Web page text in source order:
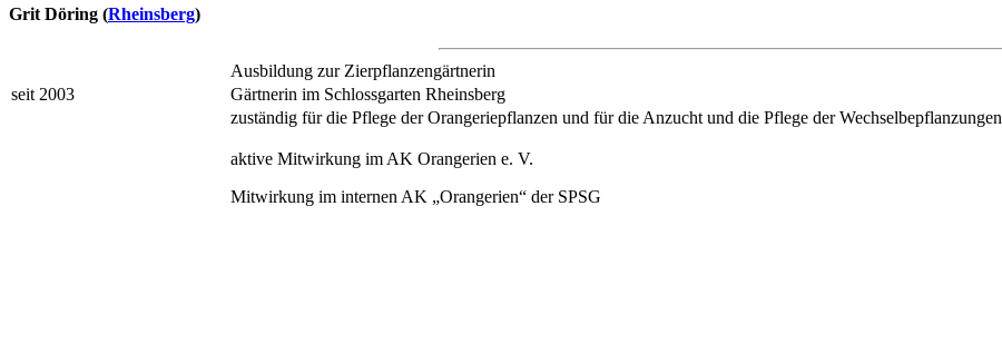
Grit Döring (Rheinsberg)
Ausbildung zur Zierpflanzengärtnerin
seit 2003
Gärtnerin im Schlossgarten Rheinsberg
zuständig für die Pflege der Orangeriepflanzen und für die Anzucht und die Pflege der Wechselbepflanzungen
aktive Mitwirkung im AK Orangerien e. V.
Mitwirkung im internen AK „Orangerien“ der SPSG